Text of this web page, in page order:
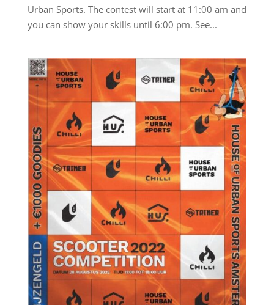
Urban Sports. The contest will start at 11:00 am and
you can show your skills until 6:00 pm. See...